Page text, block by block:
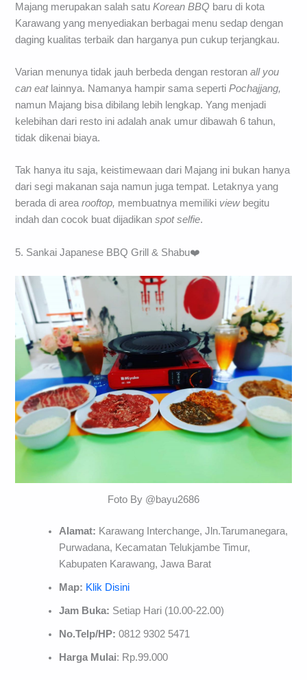
Majang merupakan salah satuKorean BBQ baru di kota
Karawang yang menyediakan berbagai menu sedap dengan
daging kualitas terbaik dan harganya pun cukup terjangkau.
Varian menunya tidak jauh berbeda dengan restoranall you
can eatlainnya. Namanya hampir sama sepertiPochajjang,
namun Majang bisa dibilang lebih lengkap. Yang menjadi
kelebihan dari resto ini adalah anak umur dibawah 6 tahun,
tidak dikenai biaya.
Tak hanya itu saja, keistimewaan dari Majang ini bukan hanya
dari segi makanan saja namun juga tempat. Letaknya yang
berada di arearooftop, membuatnya memiliki viewbegitu
indah dan cocok buat dijadikan spot selfie.
5. Sankai Japanese BBQ Grill & Shabu❤️
Foto By @bayu2686
Alamat: Karawang Interchange, Jln.Tarumanegara,
Purwadana, Kecamatan Telukjambe Timur,
Kabupaten Karawang, Jawa Barat
Map: Klik Disini
Jam Buka: Setiap Hari (10.00-22.00)
No.Telp/HP: 0812 9302 5471
Harga Mulai: Rp.99.000